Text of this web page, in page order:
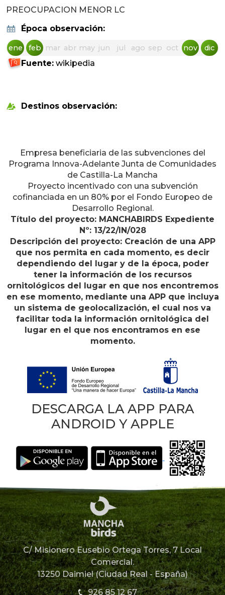
PREOCUPACION MENOR LC
Época observación:
ene feb mar abr may jun jul ago sep oct nov dic
Fuente: wikipedia
Destinos observación:
Empresa beneficiaria de las subvenciones del
Programa Innova-Adelante Junta de Comunidades
de Castilla-La Mancha
Proyecto incentivado con una subvención
cofinanciada en un 80% por el Fondo Europeo de
Desarrollo Regional.
Título del proyecto: MANCHABIRDS Expediente
Nº: 13/22/IN/028
Descripción del proyecto: Creación de una APP
que nos permita en cada momento, es decir
dependiendo del lugar y de la época, poder
tener la información de los recursos
ornitológicos del lugar en que nos encontremos
en ese momento, mediante una APP que incluya
un sistema de geolocalización, el cual nos va
facilitar toda la información ornitológica del
lugar en el que nos encontramos en ese
momento.
DESCARGA LA APP PARA
ANDROID Y APPLE
C/ Misionero Eusebio Ortega Torres, 7 Local
Comercial.
13250 Daimiel (Ciudad Real - España)
926 85 12 67